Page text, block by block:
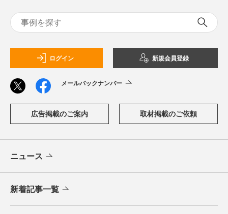
ログイン 新規会員登録
メールバックナンバー
広告掲載のご案内 取材掲載のご依頼
ニュース
新着記事一覧